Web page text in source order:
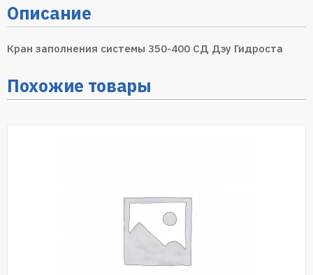
Описание
Кран заполнения системы 350-400 СД Дэу Гидроста
Похожие товары